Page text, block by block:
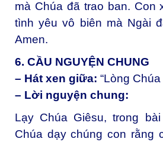
mà Chúa đã trao ban. Con
tình yêu vô biên mà Ngài
Amen.
6. CẦU NGUYỆN CHUNG
– Hát xen giữa: “Lòng
– Lời nguyện chung:
Lạy Chúa Giêsu, trong
Chúa dạy chúng con rằng